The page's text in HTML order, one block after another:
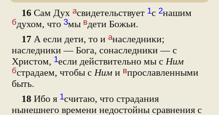
16 Сам Дух асвидетельствует 1с 2нашим
бдухом, что 3мы вдети Божьи.
17 А если дети, то и анаследники;
наследники — Бога, сонаследники — с
Христом, 1если действительно мы с Ним
бстрадаем, чтобы с Ним и впрославленными
быть.
18 Ибо я 1считаю, что страдания
нынешнего времени недостойны сравнения с